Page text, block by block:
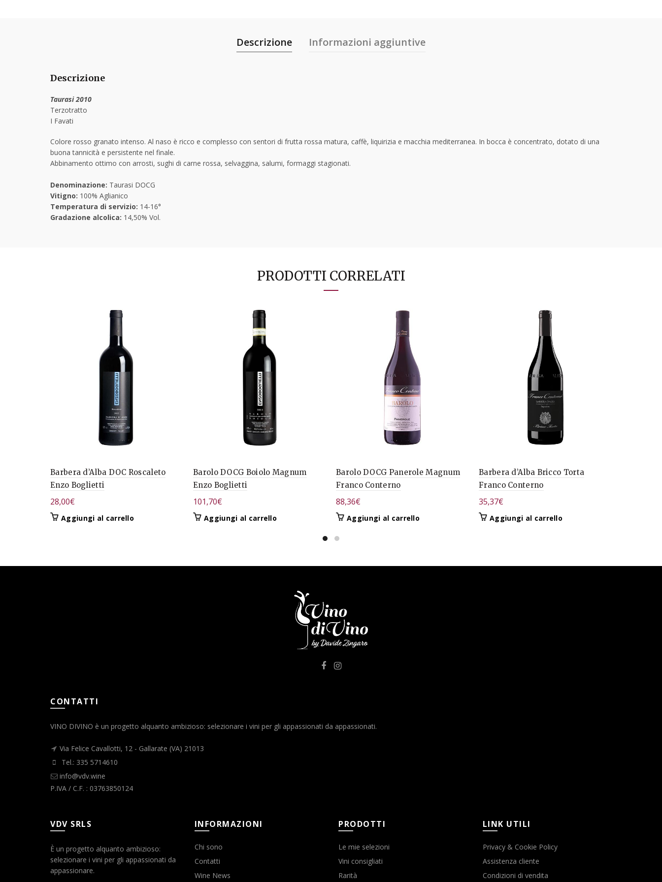
Descrizione Informazioni aggiuntive
Descrizione
Taurasi 2010
Terzotratto
I Favati
Colore rosso granato intenso. Al naso è ricco e complesso con sentori di frutta rossa matura, caffè, liquirizia e macchia mediterranea. In bocca è concentrato, dotato di una
buona tannicità e persistente nel finale.
Abbinamento ottimo con arrosti, sughi di carne rossa, selvaggina, salumi, formaggi stagionati.
Denominazione: Taurasi DOCG
Vitigno: 100% Aglianico
Temperatura di servizio: 14-16°
Gradazione alcolica: 14,50% Vol.
PRODOTTI CORRELATI
Barbera d’Alba DOC Roscaleto
Enzo Boglietti
28,00€
Aggiungi al carrello
Barolo DOCG Boiolo Magnum
Enzo Boglietti
101,70€
Aggiungi al carrello
Barolo DOCG Panerole Magnum
Franco Conterno
88,36€
Aggiungi al carrello
Barbera d’Alba Bricco Torta
Franco Conterno
35,37€
Aggiungi al carrello
CONTATTI
VINO DIVINO è un progetto alquanto ambizioso: selezionare i vini per gli appassionati da appassionati.
Via Felice Cavallotti, 12 - Gallarate (VA) 21013
Tel.: 335 5714610
info@vdv.wine
P.IVA / C.F. : 03763850124
VDV SRLS
È un progetto alquanto ambizioso:
selezionare i vini per gli appassionati da
appassionare.
INFORMAZIONI
Chi sono
Contatti
Wine News
PRODOTTI
Le mie selezioni
Vini consigliati
Rarità
LINK UTILI
Privacy & Cookie Policy
Assistenza cliente
Condizioni di vendita